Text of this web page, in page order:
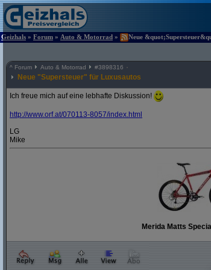
Geizhals » Forum » Auto & Motorrad » Neue
^ Forum Auto & Motorrad #3898316
Neue "Supersteuer" für Luxusautos
Ich freue mich auf eine lebhafte Diskussion!
http://www.orf.at/070113-8057/index.html
LG
Mike
Merida Matts